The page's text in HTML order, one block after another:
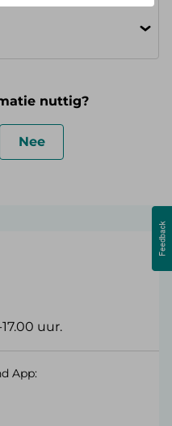
nuttig?
Nee
uur.
App: